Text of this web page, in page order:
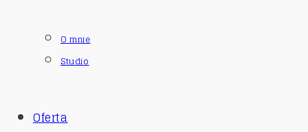
O mnie
Studio
Oferta